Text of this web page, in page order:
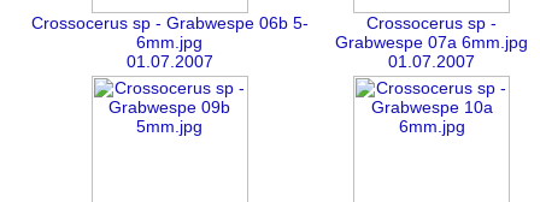
Crossocerus sp - Grabwespe 06b 5-
6mm.jpg
01.07.2007
Crossocerus sp -
Grabwespe 07a 6mm.jpg
01.07.2007